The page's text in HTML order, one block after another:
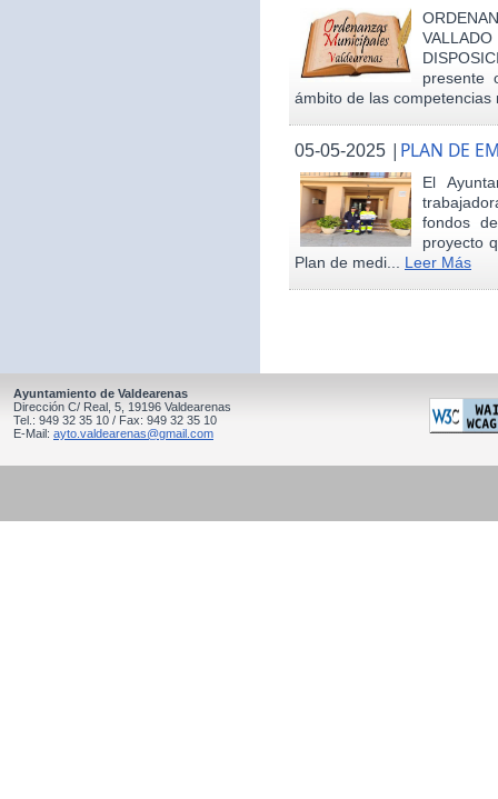
presente
ámbito de las
05-05-2025 | PLAN DE
El
fondos
proyecto
Plan de medi... Leer Más
Ayuntamiento de Valdearenas
Dirección C/ Real, 5, 19196 Valdearenas
Tel.: 949 32 35 10 / Fax: 949 32 35 10
E-Mail: ayto.valdearenas@gmail.com